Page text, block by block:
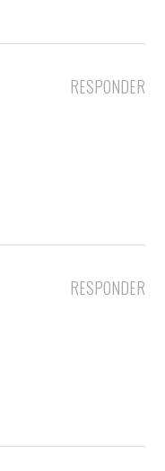
RESPONDER
RESPONDER